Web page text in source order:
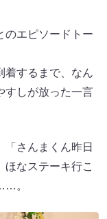
のエピソードトー
着するまで、なん
しが放った一言
さんまくん昨日
なステーキ行こ
。